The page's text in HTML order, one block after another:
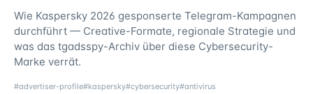
Wie Kaspersky 2026 gesponserte Telegram-Kampagnen
durchführt — Creative-Formate, regionale Strategie und
was das tgadsspy-Archiv über diese Cybersecurity-
Marke verrät.
#advertiser-profile#kaspersky#cybersecurity#antivirus